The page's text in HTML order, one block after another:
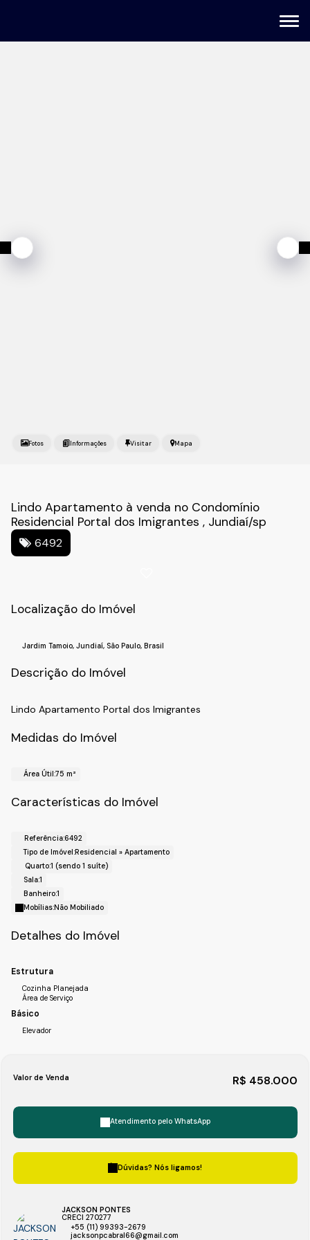
Fotos Mapa
Lindo Apartamento à venda no Condomínio
Residencial Portal dos Imigrantes , Jundiaí/sp
6492
Localização do Imóvel
Jardim Tamoio,Jundiaí, São Paulo,Brasil
Descrição do Imóvel
Lindo Apartamento Portal dos Imigrantes
Medidas do Imóvel
Área Útil:75 m²
Características do Imóvel
Referência:6492
Tipo de Imóvel:Residencial » Apartamento
Quarto:1 (sendo 1 suíte)
Sala:1
Banheiro:1
Mobílias:Não Mobiliado
Detalhes do Imóvel
Estrutura
Cozinha Planejada
Área de Serviço
Básico
Elevador
R$ 458.000
Valor de Venda
Atendimento pelo WhatsApp
Dúvidas? Nós ligamos!
JACKSON PONTES
CRECI 270277
+55 (11) 99393-2679
jacksonpcabral66@gmail.com